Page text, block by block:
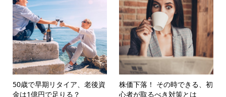
50歳で早期リタイア、老後資
金は1億円で足りる？
株価下落！ その時できる、初
心者が取るべき対策とは